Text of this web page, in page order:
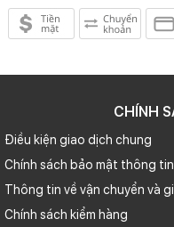
CHÍNH
Điều kiện giao dịch chung
Chính sách bảo mật thông tin
Thông tin về vận chuyển và
Chính sách kiểm hàng